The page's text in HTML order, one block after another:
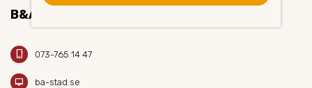
B&A STÄD AB
phone_iphone 073-765 14 47
desktop_mac ba-stad.se